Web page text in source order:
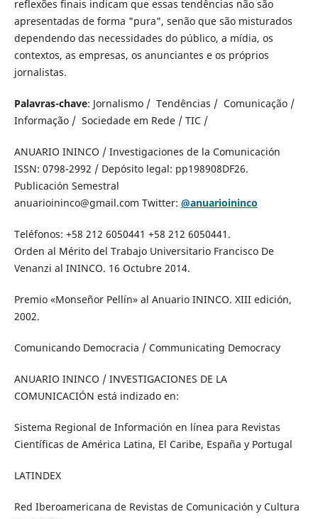
reflexões finais indicam que essas tendências não são
apresentadas de forma "pura", senão que são misturados
dependendo das necessidades do público, a mídia, os
contextos, as empresas, os anunciantes e os próprios
jornalistas.
Palavras-chave: Jornalismo / Tendências / Comunicação /
Informação / Sociedade em Rede / TIC /
ANUARIO ININCO / Investigaciones de la Comunicación
ISSN: 0798-2992 / Depósito legal: pp198908DF26.
Publicación Semestral
anuarioininco@gmail.com Twitter: @anuarioininco
Teléfonos: +58 212 6050441 +58 212 6050441.
Orden al Mérito del Trabajo Universitario Francisco De
Venanzi al ININCO. 16 Octubre 2014.
Premio «Monseñor Pellín» al Anuario ININCO. XIII edición,
2002.
Comunicando Democracia / Communicating Democracy
ANUARIO ININCO / INVESTIGACIONES DE LA
COMUNICACIÓN está indizado en:
Sistema Regional de Información en línea para Revistas
Científicas de América Latina, El Caribe, España y Portugal
LATINDEX
Red Iberoamericana de Revistas de Comunicación y Cultura